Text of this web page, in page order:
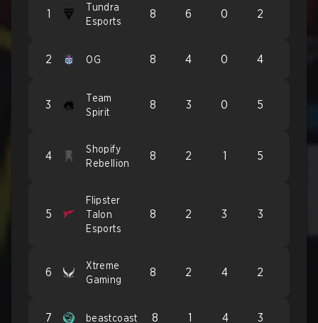
1
Tundra
Esports
8 6 0 2
2 OG 8 4 0 4
3
Team
Spirit
8 3 0 5
4
Shopify
Rebellion
8 2 1 5
5
Flipster
Talon
Esports
8 2 3 3
6
Xtreme
Gaming
8 2 4 2
7 beastcoast 8 1 4 3